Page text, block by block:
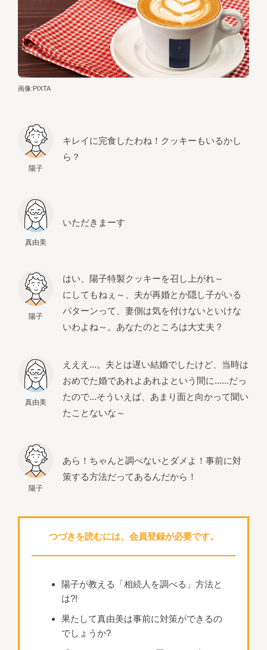
画像:PIXTA
陽子
キレイに完食したわね！クッキーもいるかし
ら？
真由美
いただきまーす
陽子
はい、陽子特製クッキーを召し上がれ～
にしてもねぇ～、夫が再婚とか隠し子がいる
パターンって、妻側は気を付けないといけな
いわよね～。あなたのところは大丈夫？
真由美
えええ...。夫とは遅い結婚でしたけど、当時は
おめでた婚であれよあれよという間に......だっ
たので...そういえば、あまり面と向かって聞い
たことないな～
陽子
あら！ちゃんと調べないとダメよ！事前に対
策する方法だってあるんだから！
つづきを読むには、会員登録が必要です。
陽子が教える「相続人を調べる」方法と
は?!
果たして真由美は事前に対策ができるの
でしょうか?